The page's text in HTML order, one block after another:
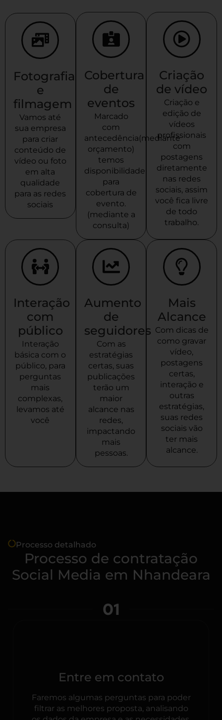
Fotografia
e
filmagem
Vamos até
sua empresa
para criar
conteúdo de
vídeo ou foto
em alta
qualidade
para as redes
sociais
Cobertura
de
eventos
Marcado
com
antecedência(mediante
orçamento)
temos
disponibilidade
para
cobertura de
evento.
(mediante a
consulta)
Criação
de vídeo
Criação e
edição de
vídeos
profissionais
com
postagens
diretamente
nas redes
sociais, assim
você fica livre
de todo
trabalho.
Interação
com
público
Interação
básica com o
público, para
perguntas
mais
complexas,
levamos até
você
Aumento
de
seguidores
Com as
estratégias
certas, suas
publicações
terão um
maior
alcance nas
redes,
impactando
mais
pessoas.
Mais
Alcance
Com dicas de
como gravar
vídeo,
postagens
certas,
interação e
outras
estratégias,
suas redes
sociais vão
ter mais
alcance.
Processo detalhado
Processo de contratação
Social Media em Nhandeara
01
Entre em contato
Faremos algumas perguntas para poder
filtrar as melhores proposta, analisando